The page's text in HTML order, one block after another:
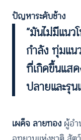
ปัญหาระดับช้าง
“มันไม่มีแนว
กำลัง ทุ่มแน
ที่เกิดขึ้นแส
ปลายและรุน
เผด็จ ลายทอง ผู้อ